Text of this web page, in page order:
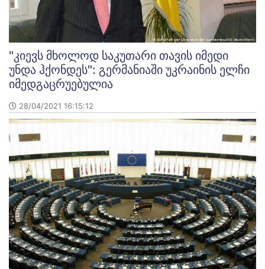
"კიევს მხოლოდ საკუთარი თავის იმედი
უნდა ჰქონდეს": გერმანიაში უკრაინის ელჩი
იმედგაცრუებულია
28/04/2021 16:15:12